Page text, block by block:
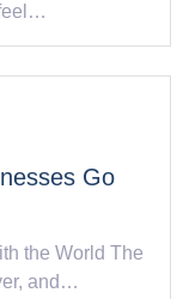
Go
the World The
and…